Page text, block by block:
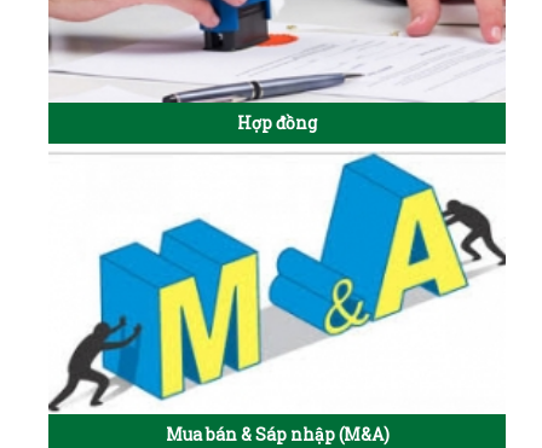
Hợp đồng
Mua bán & Sáp nhập (M&A)